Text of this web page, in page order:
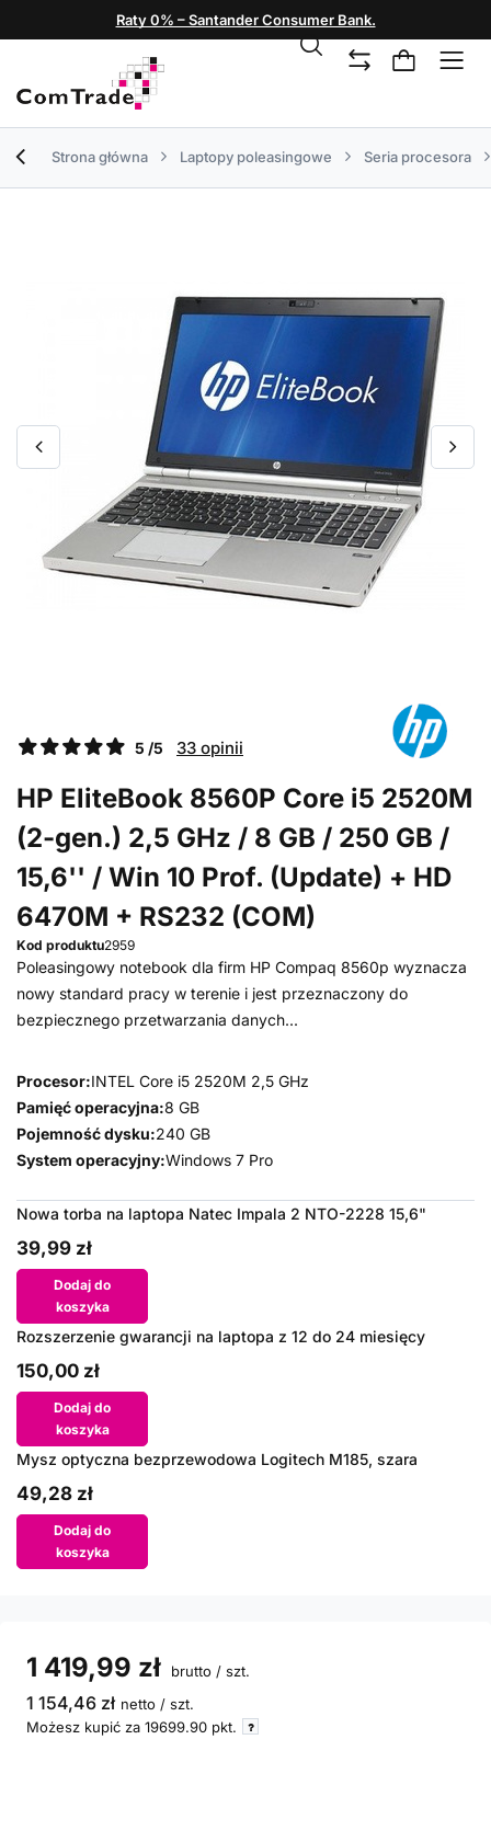
Raty 0% – Santander Consumer Bank.
Strona główna Laptopy poleasingowe Seria procesora
5 /5 33 opinii
HP EliteBook 8560P Core i5 2520M
(2-gen.) 2,5 GHz / 8 GB / 250 GB /
15,6'' / Win 10 Prof. (Update) + HD
6470M + RS232 (COM)
Kod produktu2959
Poleasingowy notebook dla firm HP Compaq 8560p wyznacza
nowy standard pracy w terenie i jest przeznaczony do
bezpiecznego przetwarzania danych...
Procesor:INTEL Core i5 2520M 2,5 GHz
Pamięć operacyjna:8 GB
Pojemność dysku:240 GB
System operacyjny:Windows 7 Pro
Nowa torba na laptopa Natec Impala 2 NTO-2228 15,6"
39,99 zł
Dodaj do
koszyka
Rozszerzenie gwarancji na laptopa z 12 do 24 miesięcy
150,00 zł
Dodaj do
koszyka
Mysz optyczna bezprzewodowa Logitech M185, szara
49,28 zł
Dodaj do
koszyka
1 419,99 zł brutto / szt.
1 154,46 zł netto / szt.
Możesz kupić za 19699.90 pkt.